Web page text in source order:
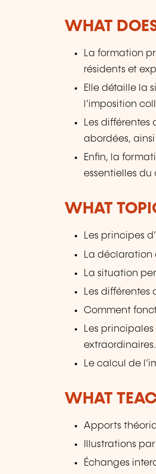
WHAT
La formation
résidents et
Elle détaille la
l’imposition
Les
abordées,
Enfin, la
essentielles du
WHAT
Les principes
La déclaration
La situation
Les
Comment
Les
Le calcul de
WHAT
Apports
Illustrations
Échanges